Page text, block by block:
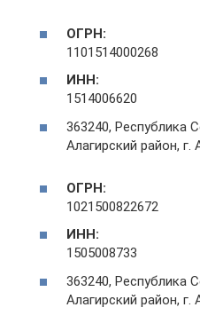
ОГРН:
1101514000268
ИНН:
1514006620
363240, Республика
Алагирский район, г.
ОГРН:
1021500822672
ИНН:
1505008733
363240, Республика
Алагирский район, г.